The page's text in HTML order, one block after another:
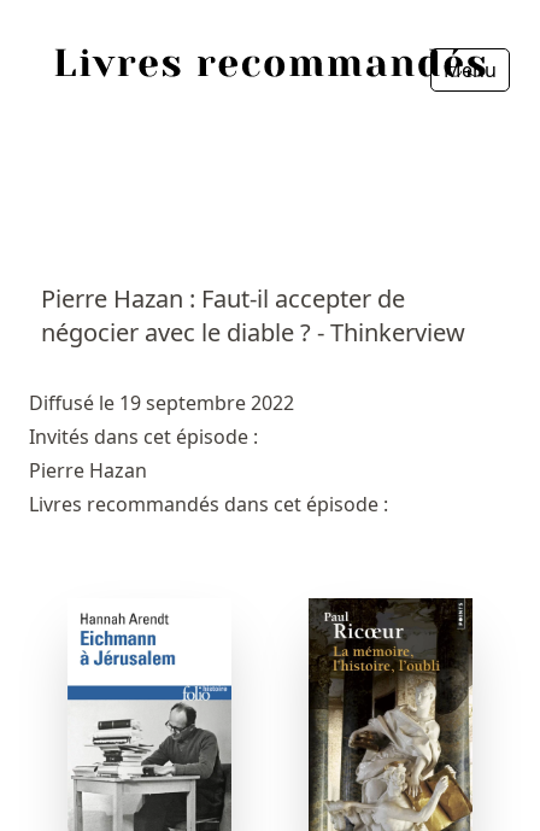
Menu
Pierre Hazan : Faut-il accepter de
négocier avec le diable ? - Thinkerview
Diffusé le 19 septembre 2022
Invités dans cet épisode :
Pierre Hazan
Livres recommandés dans cet épisode :
Personnes
Livres
Livres les plus recommandés
Fermer